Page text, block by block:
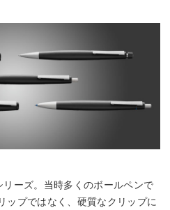
ーズ。当時多くのボールペンで
ップではなく、硬質なクリップに